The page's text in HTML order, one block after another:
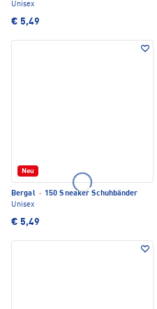
Unisex
€ 5,49
Neu
Bergal · 150 Sneaker Schuhbänder
Unisex
€ 5,49